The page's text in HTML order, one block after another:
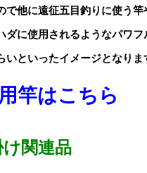
他に遠征五目釣りに使う竿
に使用されるようなパワ
といったイメージとなりま
竿はこちら
関連品